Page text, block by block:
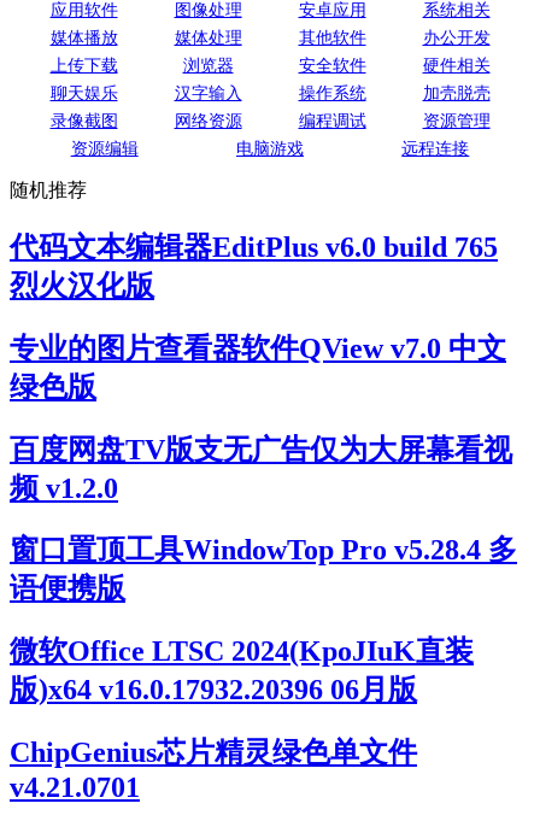
应用软件 图像处理 安卓应用
系统相关
媒体播放
媒体处理 其他软件
办公开发
上传下载
浏览器 安全软件
硬件相关
聊天娱乐
汉字输入 操作系统
加壳脱壳
录像截图
网络资源 编程调试
资源管理
资源编辑
电脑游戏 远程连接
随机推荐
代码文本编辑器EditPlus v6.0 build 765
烈火汉化版
专业的图片查看器软件QView v7.0 中文
绿色版
百度网盘TV版支无广告仅为大屏幕看视
频 v1.2.0
窗口置顶工具WindowTop Pro v5.28.4 多
语便携版
微软Office LTSC 2024(KpoJIuK直装
版)x64 v16.0.17932.20396 06月版
ChipGenius芯片精灵绿色单文件
v4.21.0701